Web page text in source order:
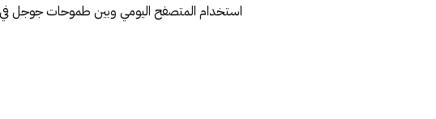
استخدام المتصفح اليومي وبين طموحات جوجل